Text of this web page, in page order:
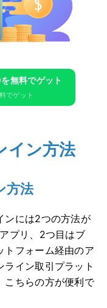
無料でゲット
でゲット
ン方法
方法
ンには2つの方法が
プリ、2つ目はブ
トフォーム経由のア
ライン取引プラット
こちらの方が便利で